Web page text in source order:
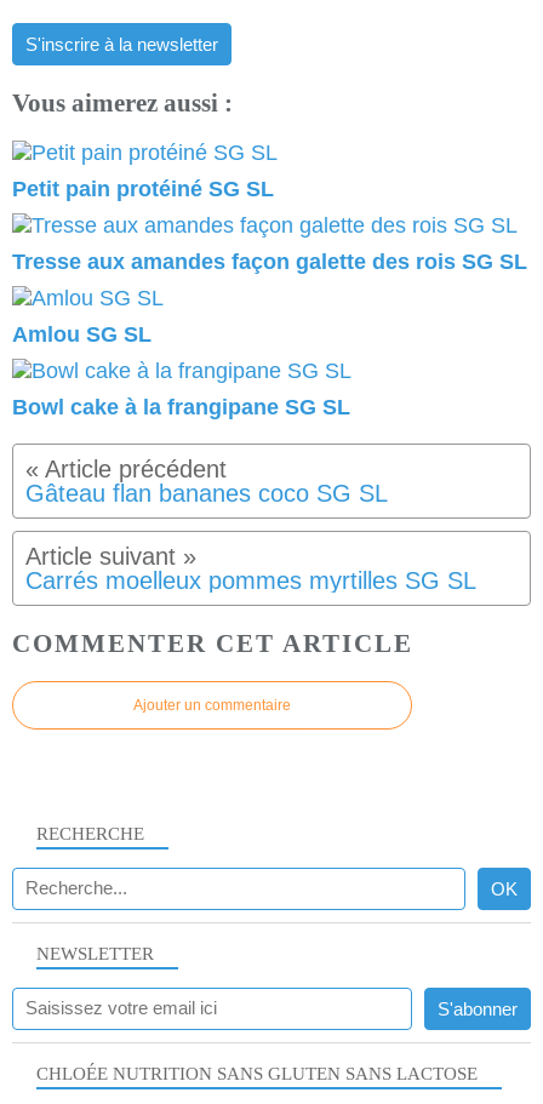
S'inscrire à la newsletter
Vous aimerez aussi :
Petit pain protéiné SG SL
Tresse aux amandes façon galette des rois SG SL
Amlou SG SL
Bowl cake à la frangipane SG SL
Gâteau flan bananes coco SG SL
Carrés moelleux pommes myrtilles SG SL
COMMENTER CET ARTICLE
Ajouter un commentaire
NEWSLETTER
RECHERCHE
CHLOÉE NUTRITION SANS GLUTEN SANS LACTOSE